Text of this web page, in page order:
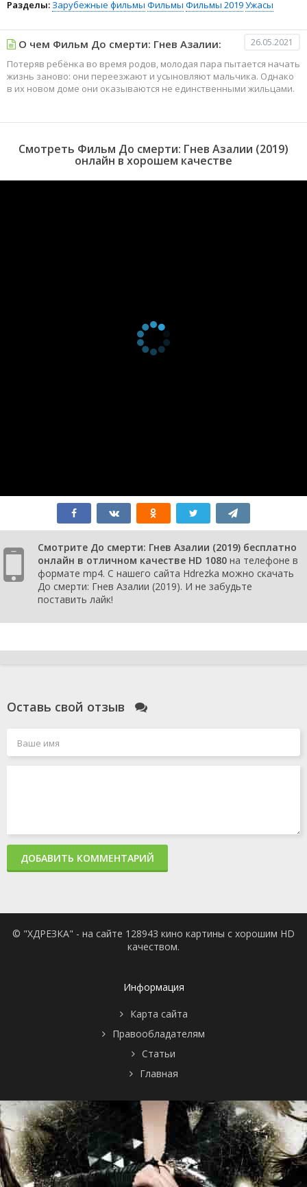
Разделы: Зарубежные фильмы Фильмы Фильмы 2019Ужасы
О чем Фильм До смерти: Гнев Азалии: 26.05.2021
Потеряв ребёнка во время родов, молодая пара пытается начать
жизнь заново: они переезжают и усыновляют мальчика. Однако
в их новом доме они оказываются не единственными жильцами.
Смотреть Фильм До смерти: Гнев Азалии (2019)
онлайн в хорошем качестве
Смотрите До смерти: Гнев Азалии (2019) бесплатно
онлайн в отличном качестве HD 1080 на телефоне в
формате mp4. С нашего сайта Hdrezka можно скачать
До смерти: Гнев Азалии (2019). И не забудьте
поставить лайк!
Оставь свой отзыв
ДОБАВИТЬ КОММЕНТАРИЙ
© "ХДРЕЗКА" - на сайте 128943 кино картины с хорошим HD
качеством.
Информация
Карта сайта
Правообладателям
Статьи
Главная